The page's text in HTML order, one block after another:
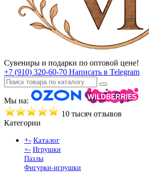
Сувениры и подарки по оптовой цене!
+7 (910) 320-60-70 Написать в Telegram
Мы на:
10 тысяч отзывов
Категории
+- Каталог
+- Игрушки
Пазлы
Фигурки-игрушки